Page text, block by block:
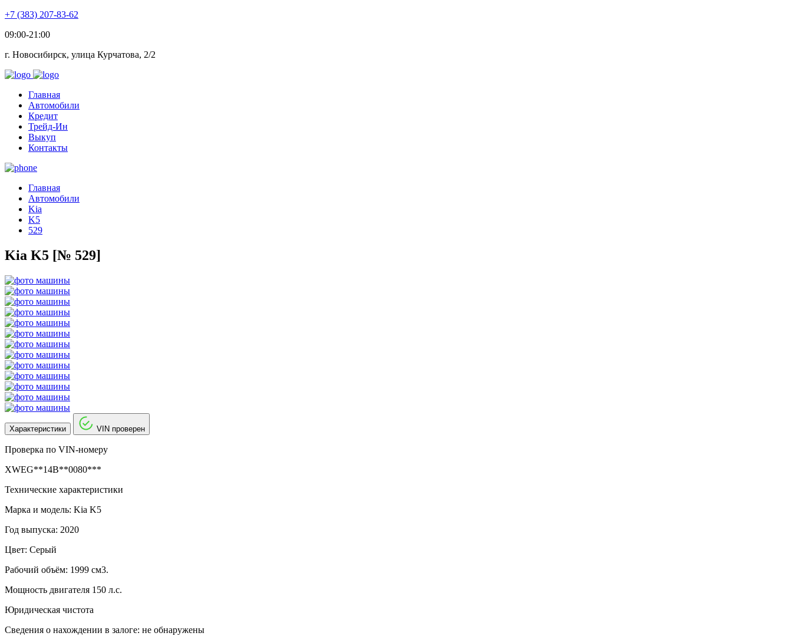
+7 (383) 207-83-62
09:00-21:00
г. Новосибирск, улица Курчатова, 2/2
Главная
Автомобили
Кредит
Трейд-Ин
Выкуп
Контакты
Главная
Автомобили
Kia
K5
529
Kia K5 [№ 529]
Характеристики VIN проверен
Проверка по VIN-номеру
XWEG**14B**0080***
Технические характеристики
Марка и модель: Kia K5
Год выпуска: 2020
Цвет: Серый
Рабочий объём: 1999 см3.
Мощность двигателя 150 л.с.
Юридическая чистота
Сведения о нахождении в залоге: не обнаружены